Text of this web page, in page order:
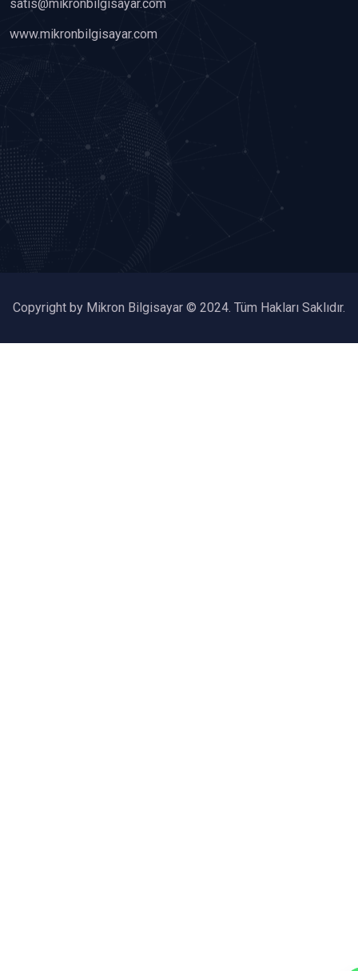
satis@mikronbilgisayar.com
www.mikronbilgisayar.com
Copyright by Mikron Bilgisayar © 2024. Tüm Hakları Saklıdır.